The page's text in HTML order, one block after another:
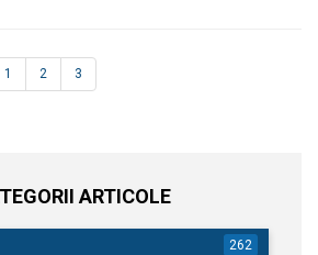
1 2 3
ARTICOLE
262